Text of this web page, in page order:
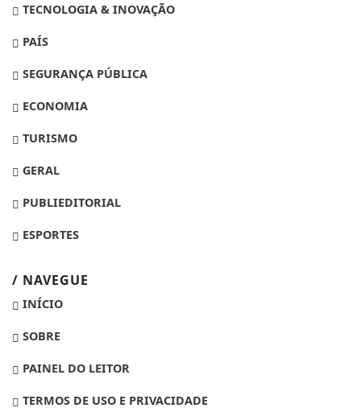
TECNOLOGIA & INOVAÇÃO
PAÍS
SEGURANÇA PÚBLICA
ECONOMIA
TURISMO
GERAL
PUBLIEDITORIAL
ESPORTES
/ NAVEGUE
INÍCIO
SOBRE
PAINEL DO LEITOR
TERMOS DE USO E PRIVACIDADE